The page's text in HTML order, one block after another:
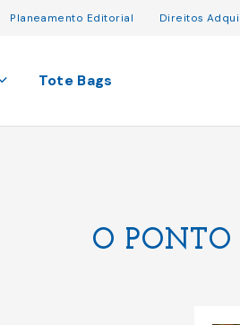
Planeamento Editorial Direitos
Tote Bags
O PONTO